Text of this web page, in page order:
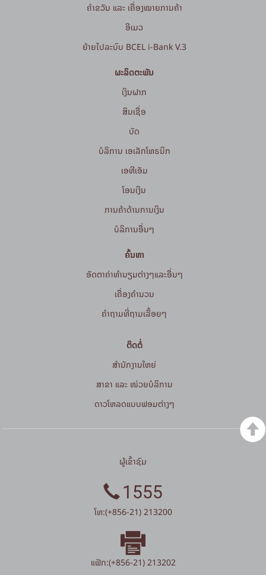
ຄຳຂວັນ ແລະ ເຄື່ອງໝາຍການຄ້າ
ອີເມວ
ຍ້າຍໄປລະບົບ BCEL i-Bank V.3
ຜະລິດຕະພັນ
ເງິນຝາກ
ສິນເຊື່ອ
ບັດ
ບໍລິການ ເອເລັກໂທຣນິກ
ເອທີເອັມ
ໂອນເງິນ
ການຄ້າດ້ານການເງິນ
ບໍລິການອື່ນໆ
ຄົ້ນຫາ
ອັດຕາຄ່າທຳນຽມຕ່າງໆແລະອື່ນໆ
ເຄື່ອງຄຳນວນ
ຄໍາຖາມທີ່ຖາມເລື້ອຍໆ
ຕິດຕໍ່
ສໍານັກງານໃຫຍ່
ສາຂາ ແລະ ໜ່ວຍບໍລິການ
ດາວໂຫລດແບບຟອມຕ່າງໆ
ຜູ້ເຂົ້າຊົມ
1555
ໂທ:(+856-21) 213200
ແຟັກ:(+856-21) 213202